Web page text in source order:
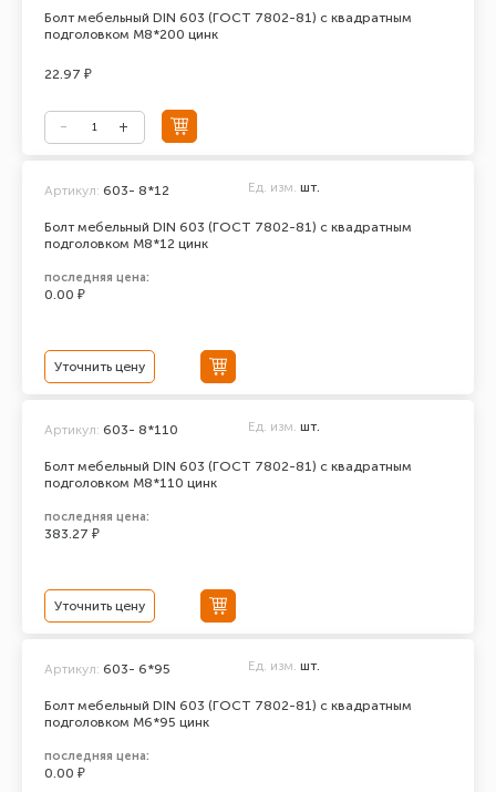
Болт мебельный DIN 603 (ГОСТ 7802-81) с квадратным
подголовком М8*200 цинк
22.97 ₽
Болт мебельный DIN 603 (ГОСТ 7802-81) с квадратным
подголовком М8*12 цинк
Артикул: 603- 8*12 Ед. изм. шт.
последняя цена:
0.00 ₽
Уточнить цену
Болт мебельный DIN 603 (ГОСТ 7802-81) с квадратным
подголовком М8*110 цинк
Артикул: 603- 8*110 Ед. изм. шт.
последняя цена:
383.27 ₽
Уточнить цену
Болт мебельный DIN 603 (ГОСТ 7802-81) с квадратным
подголовком М6*95 цинк
Артикул: 603- 6*95 Ед. изм. шт.
последняя цена:
0.00 ₽